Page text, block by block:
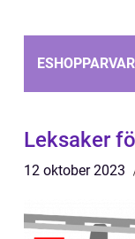
Leksaker
12 oktober 2023